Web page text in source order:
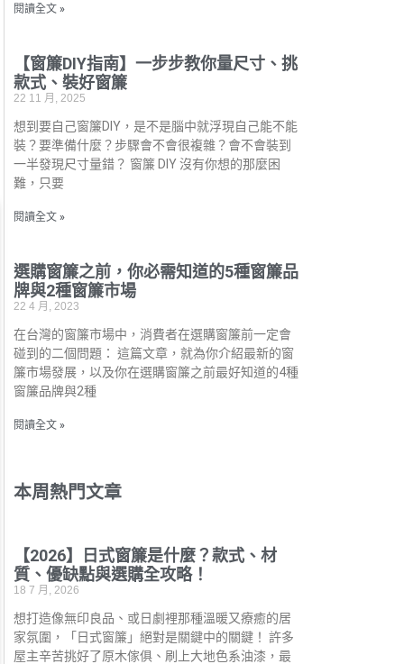
閱讀全文 »
【窗簾DIY指南】一步步教你量尺寸、挑
款式、裝好窗簾
22 11 月, 2025
想到要自己窗簾DIY，是不是腦中就浮現自己能不能
裝？要準備什麼？步驟會不會很複雜？會不會裝到
一半發現尺寸量錯？ 窗簾 DIY 沒有你想的那麼困
難，只要
閱讀全文 »
選購窗簾之前，你必需知道的5種窗簾品
牌與2種窗簾市場
22 4 月, 2023
在台灣的窗簾市場中，消費者在選購窗簾前一定會
碰到的二個問題： 這篇文章，就為你介紹最新的窗
簾市場發展，以及你在選購窗簾之前最好知道的4種
窗簾品牌與2種
閱讀全文 »
本周熱門文章
【2026】日式窗簾是什麼？款式、材
質、優缺點與選購全攻略！
18 7 月, 2026
想打造像無印良品、或日劇裡那種溫暖又療癒的居
家氛圍，「日式窗簾」絕對是關鍵中的關鍵！ 許多
屋主辛苦挑好了原木傢俱、刷上大地色系油漆，最